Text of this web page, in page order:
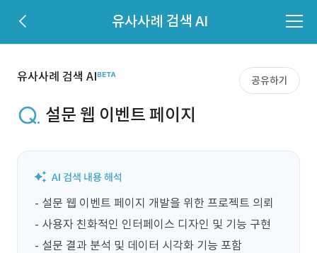
유사사례 검색 AI
유사사례 검색 AI 공유하기
설문 웹 이벤트 페이지
- 설문 웹 이벤트 페이지 개발을 위한 프로젝트 의뢰
- 사용자 친화적인 인터페이스 디자인 및 기능 구현
- 설문 결과 분석 및 데이터 시각화 기능 포함